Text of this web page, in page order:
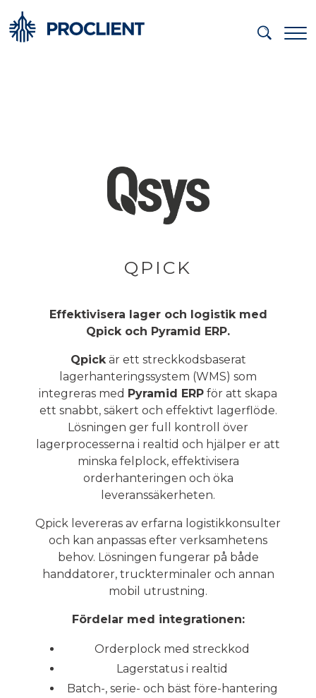
QPICK
Effektivisera lager och logistik med
Qpick och Pyramid ERP.
Qpickär ett streckkodsbaserat
lagerhanteringssystem (WMS) som
integreras med Pyramid ERP för att skapa
ett snabbt, säkert och effektivt lagerflöde.
Lösningen ger full kontroll över
lagerprocesserna i realtid och hjälper er att
minska felplock, effektivisera
orderhanteringen och öka
leveranssäkerheten.
Qpick levereras av erfarna logistikkonsulter
och kan anpassas efter verksamhetens
behov. Lösningen fungerar på både
handdatorer, truckterminaler och annan
mobil utrustning.
Fördelar med integrationen:
Orderplock med streckkod
Lagerstatus i realtid
Batch-, serie- och bäst före-hantering